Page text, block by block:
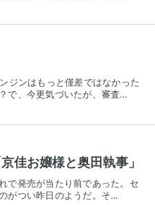
ジンはもっと僅差ではなかった
で、今更気づいたが、審査…
佳お嬢様と奥田執事」
で発売が当たり前であった。セ
がつい昨日のようだ。そ…